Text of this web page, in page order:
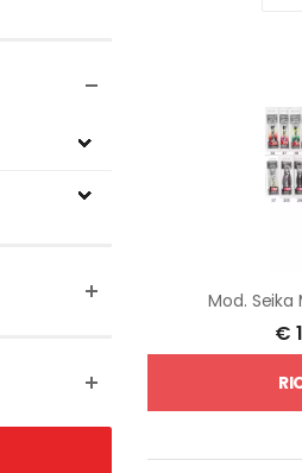
Mod. Seika
€